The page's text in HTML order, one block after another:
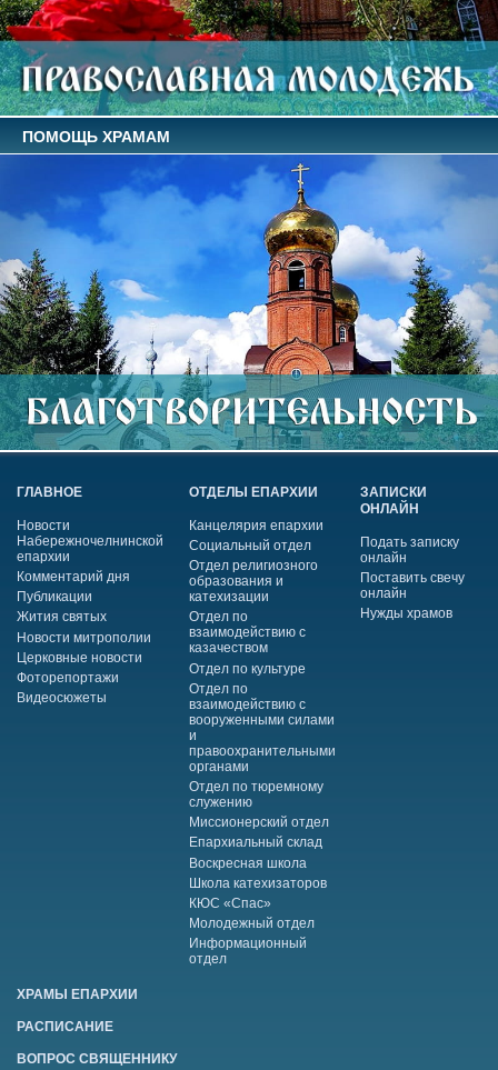
ПОМОЩЬ ХРАМАМ
ГЛАВНОЕ
Новости
Набережночелнинской
епархии
Комментарий дня
Публикации
Жития святых
Новости митрополии
Церковные новости
Фоторепортажи
Видеосюжеты
ОТДЕЛЫ ЕПАРХИИ
Канцелярия епархии
Социальный отдел
Отдел религиозного
образования и
катехизации
Отдел по
взаимодействию с
казачеством
Отдел по культуре
Отдел по
взаимодействию с
вооруженными силами
и
правоохранительными
органами
Отдел по тюремному
служению
Миссионерский отдел
Епархиальный склад
Воскресная школа
Школа катехизаторов
КЮС «Спас»
Молодежный отдел
Информационный
отдел
ЗАПИСКИ
ОНЛАЙН
Подать записку
онлайн
Поставить свечу
онлайн
Нужды храмов
ХРАМЫ ЕПАРХИИ
РАСПИСАНИЕ
ВОПРОС СВЯЩЕННИКУ